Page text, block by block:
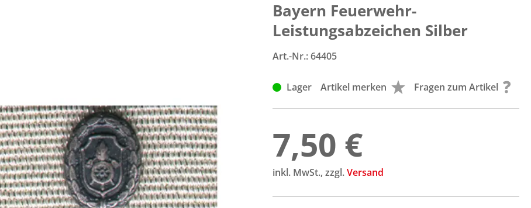
Bayern Feuerwehr-
Leistungsabzeichen Silber
Art.-Nr.:64405
Lager Artikel merken Fragen zum Artikel
7,50 €
inkl. MwSt., zzgl.Versand